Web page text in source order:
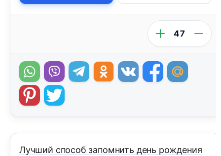
47
Лучший способ запомнить день рождения